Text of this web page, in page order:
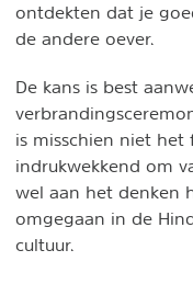
ontdekten dat je
de andere oever.
De kans is best
is misschien niet het
indrukwekkend om
wel aan het denken
omgegaan in de
cultuur.